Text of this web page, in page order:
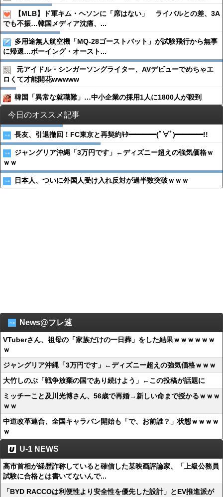
【MLB】ド軍キム・ヘソンに「席はない」 ライバルとの差、3A
でも不振…韓国メディア沈痛、...
多用途無人航空機「MQ-28ゴーストバット」が試験飛行から無事
に帰還…ボーイング・オースト...
元アイドル・シンガーソングライター、AVデビューでめちゃエ
ロくて才能開花wwwww
韓国「異常な就職難」…中小企業の採用1人に1800人が殺到
今日のオススメ記事
長友、引退撤回！FC東京と再契約ｷﾀ━━━━(ﾟ∀ﾟ)━━━━!!
ジャングリア沖縄「3万円です」←ディズニー超えの強気価格ｗ
ｗｗ
日本人、ついに外国人受け入れ反対が過半数突破ｗｗｗ
News@フレ速
VTuberさん、祖母の「家族だけの一日葬」をした結果ｗｗｗｗｗｗ
ｗ
ジャングリア沖縄「3万円です」←ディズニー超えの強気価格ｗｗｗ
大竹しのぶ「戦争放棄の国であり続けよう」←この投稿が話題に
ミッチーこと及川光博さん、56歳で再婚→新しい命まで授かるｗｗｗ
ｗｗ
中道改革連合、全国キャラバン開始も「で、お前誰？」状態ｗｗｗｗ
ｗ
U-1 NEWS
高市首相が経歴詐称していると確信した某映画評論家、「上級公務員
試験に合格とは書いてないんで...
「BYD RACCOは利便性より安全性を優先した設計」とEV推進派が